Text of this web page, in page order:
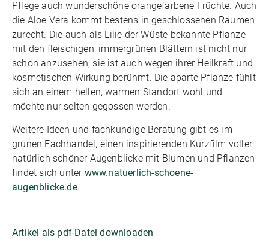
Pflege auch wunderschöne orangefarbene Früchte. Auch
die Aloe Vera kommt bestens in geschlossenen Räumen
zurecht. Die auch als Lilie der Wüste bekannte Pflanze
mit den fleischigen, immergrünen Blättern ist nicht nur
schön anzusehen, sie ist auch wegen ihrer Heilkraft und
kosmetischen Wirkung berühmt. Die aparte Pflanze fühlt
sich an einem hellen, warmen Standort wohl und
möchte nur selten gegossen werden.
Weitere Ideen und fachkundige Beratung gibt es im
grünen Fachhandel, einen inspirierenden Kurzfilm voller
natürlich schöner Augenblicke mit Blumen und Pflanzen
findet sich unter www.natuerlich-schoene-
augenblicke.de.
———————
Artikel als pdf-Datei downloaden